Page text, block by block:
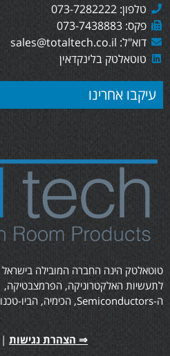
טלפון: 073-7282222
פקס: 073-7438883
דוא"ל: sales@totaltech.co.il
טוטאלטק בלינקדאין
עיקבו אחרינו
טוטאלטק הינה החברה המובילה
לתעשיות האלקטרוניקה, הפרמצבטיקה,
ה-Semiconductors, הכימיה, הביו-טכנולוגיה וכן התעשיות הצבאיות.
⇒ הצהרת נגישות |